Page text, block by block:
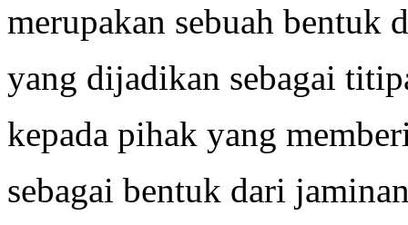
merupakan sebuah bentuk
yang dijadikan sebagai
kepada pihak yang
sebagai bentuk dari